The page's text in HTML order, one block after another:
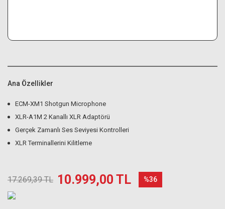
Ana Özellikler
ECM-XM1 Shotgun Microphone
XLR-A1M 2 Kanallı XLR Adaptörü
Gerçek Zamanlı Ses Seviyesi Kontrolleri
XLR Terminallerini Kilitleme
17.269,39 TL 10.999,00 TL %36